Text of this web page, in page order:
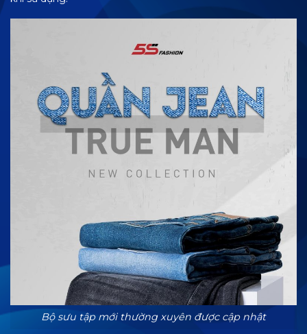
Bộ sưu tập mới thường xuyên được cập nhật